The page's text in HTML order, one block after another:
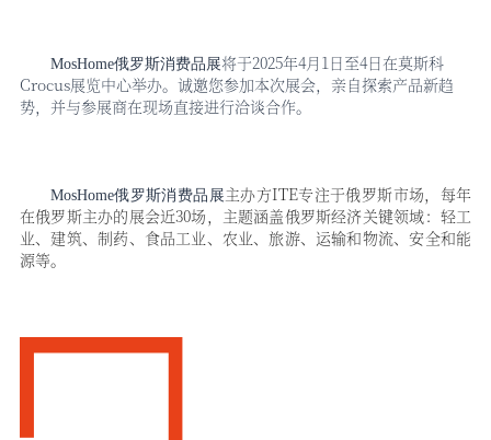
MosHome俄罗斯消费品展将于2025年4月1日至4日在莫斯科
Crocus展览中心举办。诚邀您参加本次展会，亲自探索产品新趋
势，并与参展商在现场直接进行洽谈合作。
MosHome俄罗斯消费品展主办方ITE专注于俄罗斯市场，每年
在俄罗斯主办的展会近30场，主题涵盖俄罗斯经济关键领域：轻工
业、建筑、制药、食品工业、农业、旅游、运输和物流、安全和能
源等。